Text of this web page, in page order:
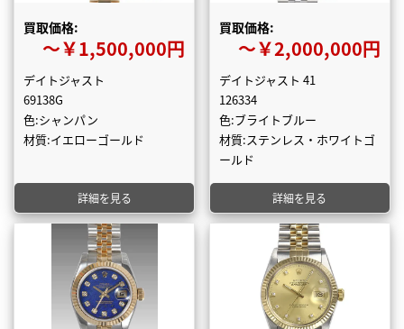
買取価格:
〜￥1,500,000円
デイトジャスト
69138G
色:シャンパン
材質:イエローゴールド
詳細を見る
買取価格:
〜￥2,000,000円
デイトジャスト 41
126334
色:ブライトブルー
材質:ステンレス・ホワイトゴ
ールド
詳細を見る